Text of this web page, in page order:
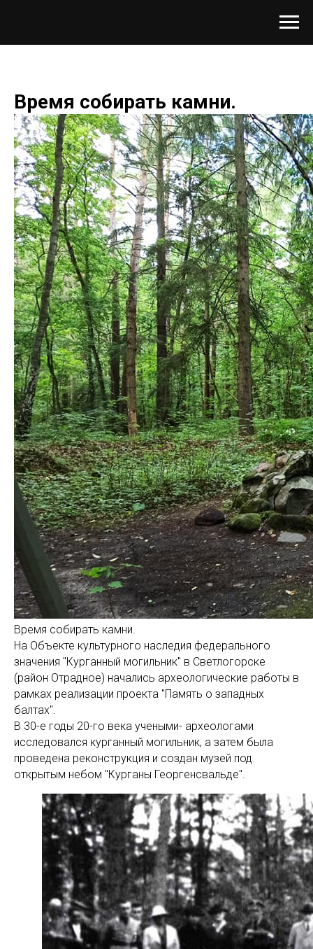
Время собирать камни.
Время собирать камни.
На Объекте культурного наследия федерального
значения "Курганный могильник" в Светлогорске
(район Отрадное) начались археологические работы в
рамках реализации проекта "Память о западных
балтах".
В 30-е годы 20-го века учеными- археологами
исследовался курганный могильник, а затем была
проведена реконструкция и создан музей под
открытым небом "Курганы Георгенсвальде".